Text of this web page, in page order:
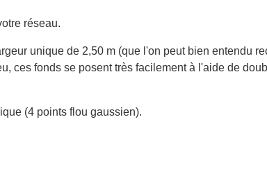
réseau.
unique de 2,50 m (que l'on peut bien entendu
ces fonds se posent très facilement à l'aide de
(4 points flou gaussien).